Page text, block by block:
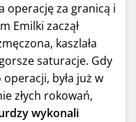
operację za granicą i
Emilki zaczął
kaszlała
saturacje. Gdy
była już w
złych rokowań,
wykonali